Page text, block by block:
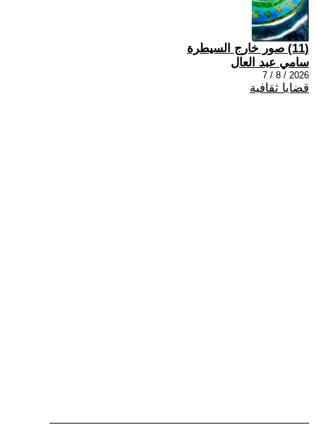
(11) صور خارج السيطرة
سامي عبد العال
2026 / 8 / 7
قضايا ثقافية